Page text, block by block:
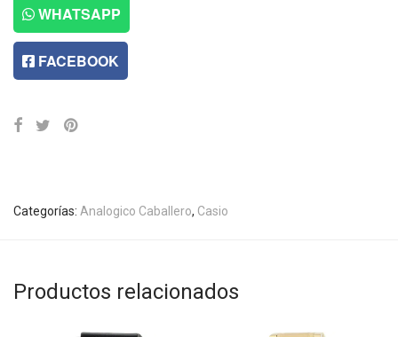
WHATSAPP
FACEBOOK
Categorías: Analogico Caballero, Casio
Productos relacionados